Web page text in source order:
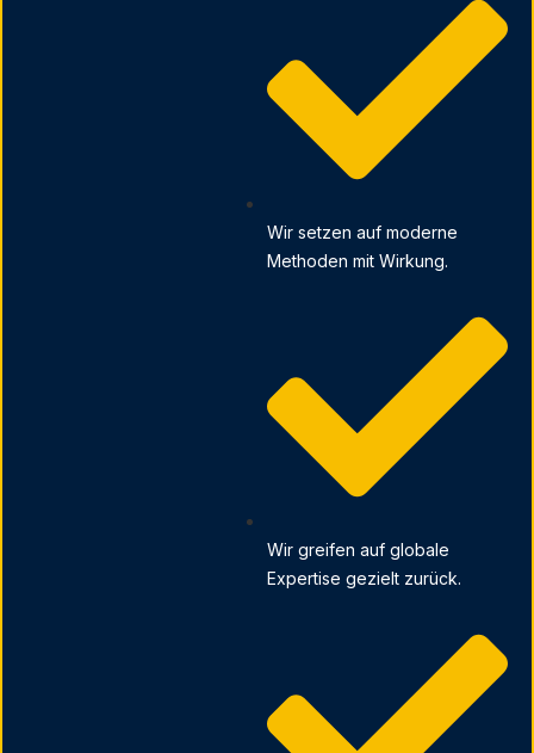
Wir setzen auf moderne
Methoden mit Wirkung.
Wir greifen auf globale
Expertise gezielt zurück.